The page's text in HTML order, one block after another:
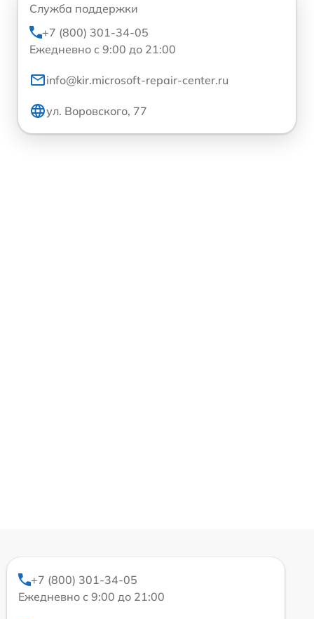
Служба поддержки
+7 (800) 301-34-05
Ежедневно с 9:00 до 21:00
info@kir.microsoft-repair-center.ru
ул. Воровского, 77
+7 (800) 301-34-05
Ежедневно с 9:00 до 21:00